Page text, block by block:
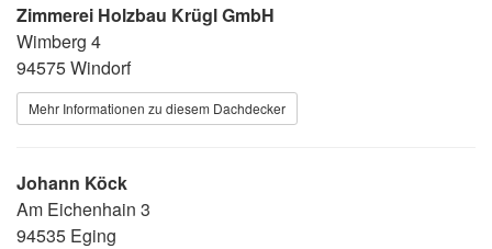
Zimmerei Holzbau Krügl GmbH
Wimberg 4
94575 Windorf
Mehr Informationen zu diesem Dachdecker
Johann Köck
Am Eichenhain 3
94535 Eging